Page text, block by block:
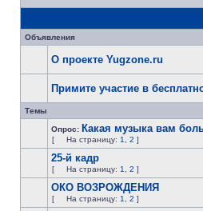
Объявления
О проекте Yugzone.ru
Примите участие в
Темы
Опрос: Какая музыка вам
[ На страницу: 1 2 ]
25-й кадр
[ На страницу: 1 2 ]
ОКО ВОЗРОЖДЕНИЯ
[ На страницу: 1 2 ]